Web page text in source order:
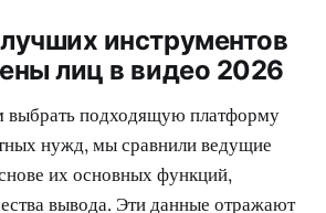
инструментов
лиц в видео 2026
выбрать подходящую платформу
нужд, мы сравнили ведущие
их основных функций,
вывода. Эти данные отражают